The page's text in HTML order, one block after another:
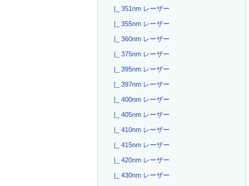
|_ 351nm レーザー
|_ 355nm レーザー
|_ 360nm レーザー
|_ 375nm レーザー
|_ 395nm レーザー
|_ 397nm レーザー
|_ 400nm レーザー
|_ 405nm レーザー
|_ 410nm レーザー
|_ 415nm レーザー
|_ 420nm レーザー
|_ 430nm レーザー